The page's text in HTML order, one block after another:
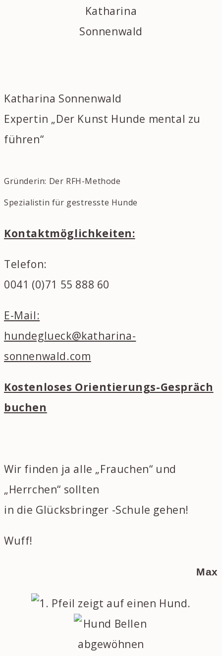
Katharina Sonnenwald
Expertin „Der Kunst Hunde mental zu
führen“
Gründerin: Der RFH-Methode
Spezialistin für gestresste Hunde
Kontaktmöglichkeiten:
Telefon:
0041 (0)71 55 888 60
E-Mail:
hundeglueck@katharina-
sonnenwald.com
Kostenloses Orientierungs-Gespräch
buchen
Wir finden ja alle „Frauchen“ und
„Herrchen“ sollten
in die Glücksbringer -Schule gehen!
Wuff!
Max